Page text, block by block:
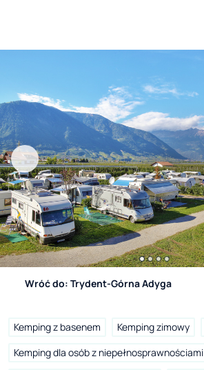
Wróć do: Trydent-Górna Adyga
Kemping z basenem Kemping zimowy
Kemping dla osób z niepełnosprawnościami